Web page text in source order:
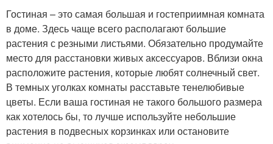
Гостиная – это самая большая и гостеприимная комната
в доме. Здесь чаще всего располагают большие
растения с резными листьями. Обязательно продумайте
место для расстановки живых аксессуаров. Вблизи окна
расположите растения, которые любят солнечный свет.
В темных уголках комнаты расставьте тенелюбивые
цветы. Если ваша гостиная не такого большого размера
как хотелось бы, то лучше используйте небольшие
растения в подвесных корзинках или остановите